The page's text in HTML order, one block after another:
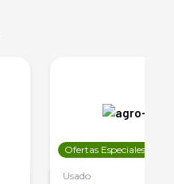
Ofertas Especiales
Usado